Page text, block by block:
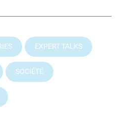
EXPERT TALKS
SOCIÉTÉ